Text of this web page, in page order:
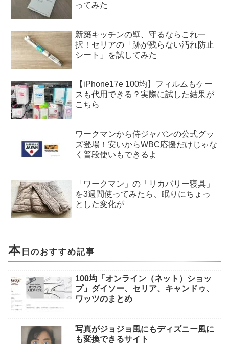
ってみた
新築キッチンの壁、守るならこれ一
択！セリアの「跡が残らない汚れ防止
シート」を試してみた
【iPhone17e 100均】フィルムもケー
スも代用できる？実際に試した結果が
こちら
ワークマンから侍ジャパンの公式グッ
ズ登場！安いからWBC応援だけじゃな
く普段使いもできるよ
「ワークマン」の「リカバリー寝具」
を3週間使ってみたら、眠りにちょっ
とした変化が
本 日のおすすめ記事
100均「オンライン（ネット）ショッ
プ」ダイソー、セリア、キャンドゥ、
ワッツのまとめ
写真がジョジョ風にもディズニー風に
も変換できるサイト